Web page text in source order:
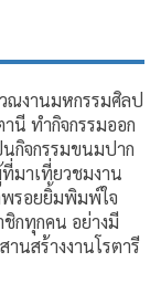
ณงานมหกรรมศิลป
นี​ ทำกิจกรรม​ออก
กิจกรรมขนมปาก
มาเที่ยวชมงาน
พรอยยิ้มพิมพ์ใจ
กทุกคน อย่างมี
น​สร้าง​งาน​โรตารี